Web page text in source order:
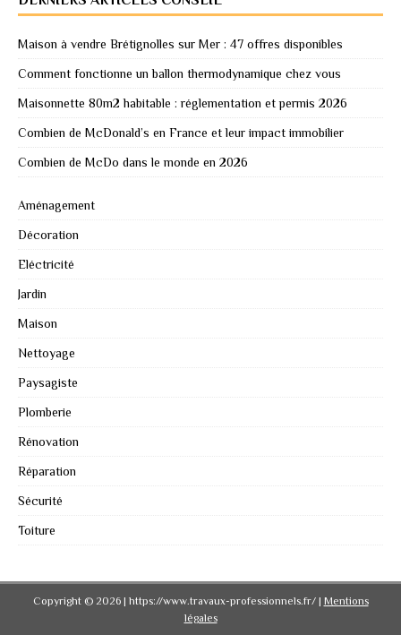
Maison à vendre Brétignolles sur Mer : 47 offres disponibles
Comment fonctionne un ballon thermodynamique chez vous
Maisonnette 80m2 habitable : réglementation et permis 2026
Combien de McDonald’s en France et leur impact immobilier
Combien de McDo dans le monde en 2026
Aménagement
Décoration
Eléctricité
Jardin
Maison
Nettoyage
Paysagiste
Plomberie
Rénovation
Réparation
Sécurité
Toiture
Copyright © 2026 | https://www.travaux-professionnels.fr/ | Mentions
légales